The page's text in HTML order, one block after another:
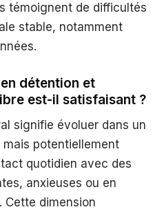
témoignent de difficultés
stable, notamment
détention et
est-il satisfaisant ?
signifie évoluer dans un
potentiellement
quotidien avec des
anxieuses ou en
Cette dimension